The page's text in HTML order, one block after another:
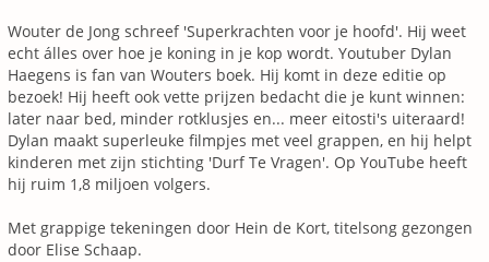
Wouter de Jong schreef 'Superkrachten voor je hoofd'. Hij weet
echt álles over hoe je koning in je kop wordt. Youtuber Dylan
Haegens is fan van Wouters boek. Hij komt in deze editie op
bezoek! Hij heeft ook vette prijzen bedacht die je kunt winnen:
later naar bed, minder rotklusjes en... meer eitosti's uiteraard!
Dylan maakt superleuke filmpjes met veel grappen, en hij helpt
kinderen met zijn stichting 'Durf Te Vragen'. Op YouTube heeft
hij ruim 1,8 miljoen volgers.
Met grappige tekeningen door Hein de Kort, titelsong gezongen
door Elise Schaap.